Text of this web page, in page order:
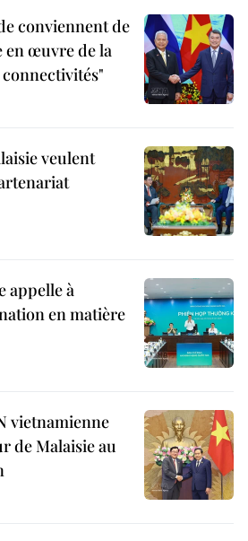
conviennent de
en œuvre de la
veulent
appelle à
en matière
vietnamienne
de Malaisie au